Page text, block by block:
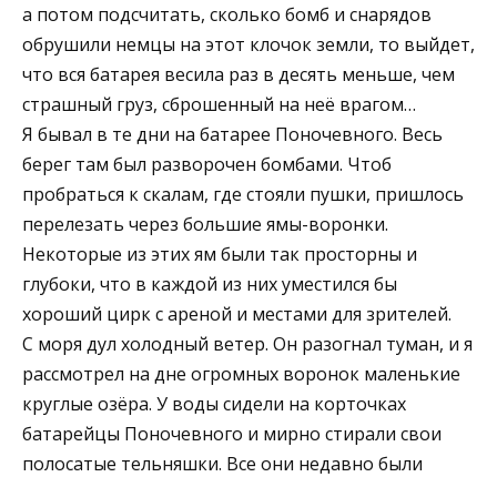
а потом подсчитать, сколько бомб и снарядов
обрушили немцы на этот клочок земли, то выйдет,
что вся батарея весила раз в десять меньше, чем
страшный груз, сброшенный на неё врагом…
Я бывал в те дни на батарее Поночевного. Весь
берег там был разворочен бомбами. Чтоб
пробраться к скалам, где стояли пушки, пришлось
перелезать через большие ямы-воронки.
Некоторые из этих ям были так просторны и
глубоки, что в каждой из них уместился бы
хороший цирк с ареной и местами для зрителей.
С моря дул холодный ветер. Он разогнал туман, и я
рассмотрел на дне огромных воронок маленькие
круглые озёра. У воды сидели на корточках
батарейцы Поночевного и мирно стирали свои
полосатые тельняшки. Все они недавно были